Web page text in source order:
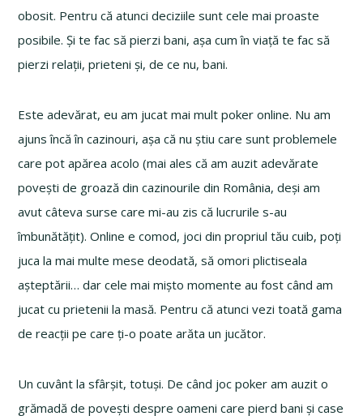
obosit. Pentru că atunci deciziile sunt cele mai proaste
posibile. Și te fac să pierzi bani, așa cum în viață te fac să
pierzi relații, prieteni și, de ce nu, bani.
Este adevărat, eu am jucat mai mult poker online. Nu am
ajuns încă în cazinouri, așa că nu știu care sunt problemele
care pot apărea acolo (mai ales că am auzit adevărate
povești de groază din cazinourile din România, deși am
avut câteva surse care mi-au zis că lucrurile s-au
îmbunătățit). Online e comod, joci din propriul tău cuib, poți
juca la mai multe mese deodată, să omori plictiseala
așteptării… dar cele mai mișto momente au fost când am
jucat cu prietenii la masă. Pentru că atunci vezi toată gama
de reacții pe care ți-o poate arăta un jucător.
Un cuvânt la sfârșit, totuși. De când joc poker am auzit o
grămadă de povești despre oameni care pierd bani și case